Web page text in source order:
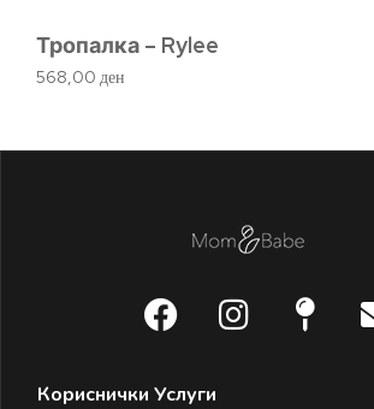
Тропалка – Rylee
568,00 ден
Кориснички Услуги